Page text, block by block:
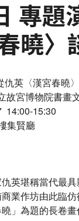
專題
曉〉
仇英〈漢宮春曉
故宮博物院書畫
14:00-15:30
集賢廳
英堪稱當代最
業作坊由此臨
」為題的長卷畫